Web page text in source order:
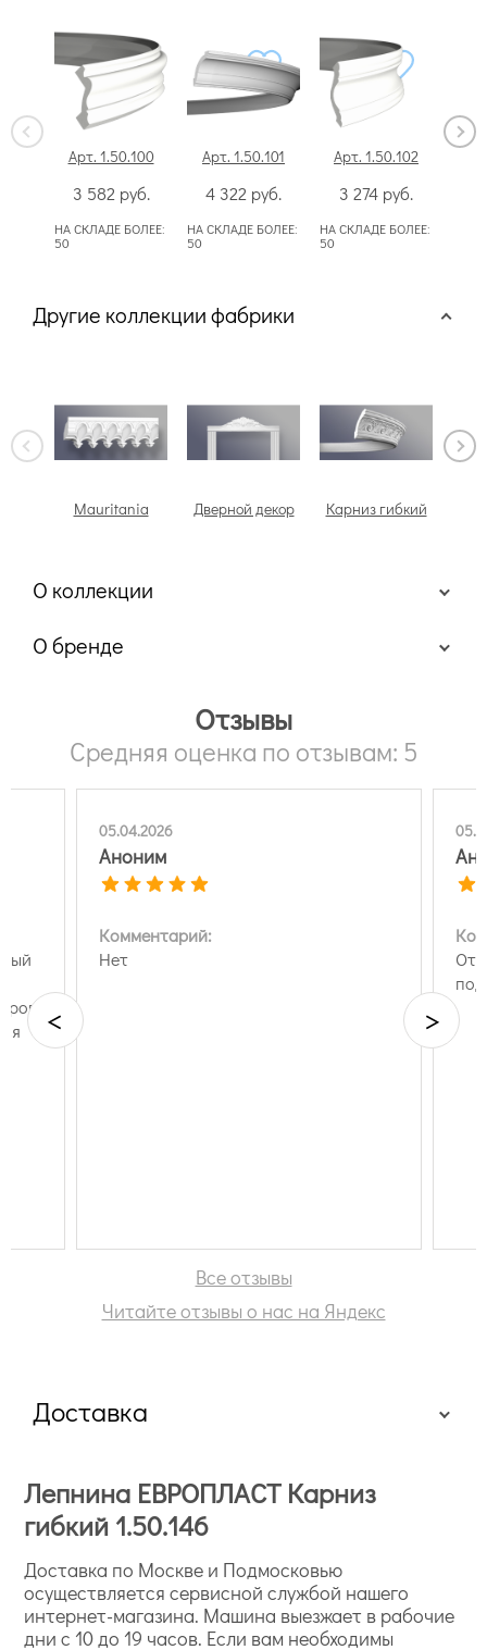
Арт. 1.50.100
3 582 руб.
НА СКЛАДЕ БОЛЕЕ:
50
Арт. 1.50.101
4 322 руб.
НА СКЛАДЕ БОЛЕЕ:
50
Арт. 1.50.102
3 274 руб.
НА СКЛАДЕ БОЛЕЕ:
50
Другие коллекции фабрики
Mauritania Дверной декор Карниз гибкий
О коллекции
О бренде
Отзывы
Средняя оценка по отзывам: 5
05.04.2026
Аноним
Комментарий:
Нет
< >
Все отзывы
Читайте отзывы о нас на Яндекс
Доставка
Лепнина ЕВРОПЛАСТ Карниз
гибкий 1.50.146
Доставка по Москве и Подмосковью
осуществляется сервисной службой нашего
интернет-магазина. Машина выезжает в рабочие
дни с 10 до 19 часов. Если вам необходимы